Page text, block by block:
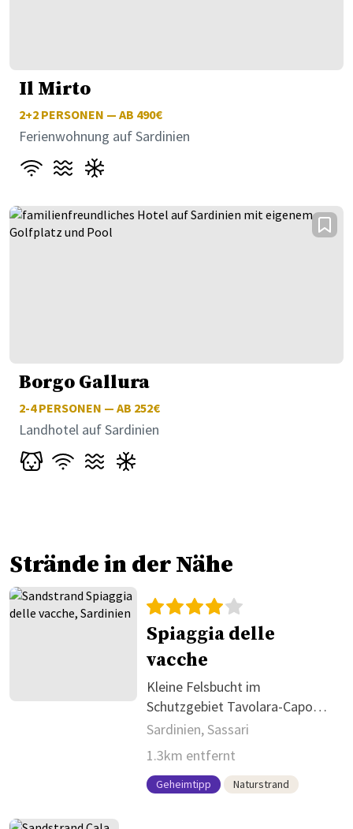
Il Mirto
2+2 PERSONEN — AB 490€
Ferienwohnung auf Sardinien
Borgo Gallura
2-4PERSONEN — AB 252€
Landhotel auf Sardinien
Strände in der Nähe
Spiaggia delle
vacche
Kleine Felsbucht im
Schutzgebiet Tavolara-Capo
Coda Cavallo
Sardinien, Sassari
1.3km entfernt
Geheimtipp Naturstrand